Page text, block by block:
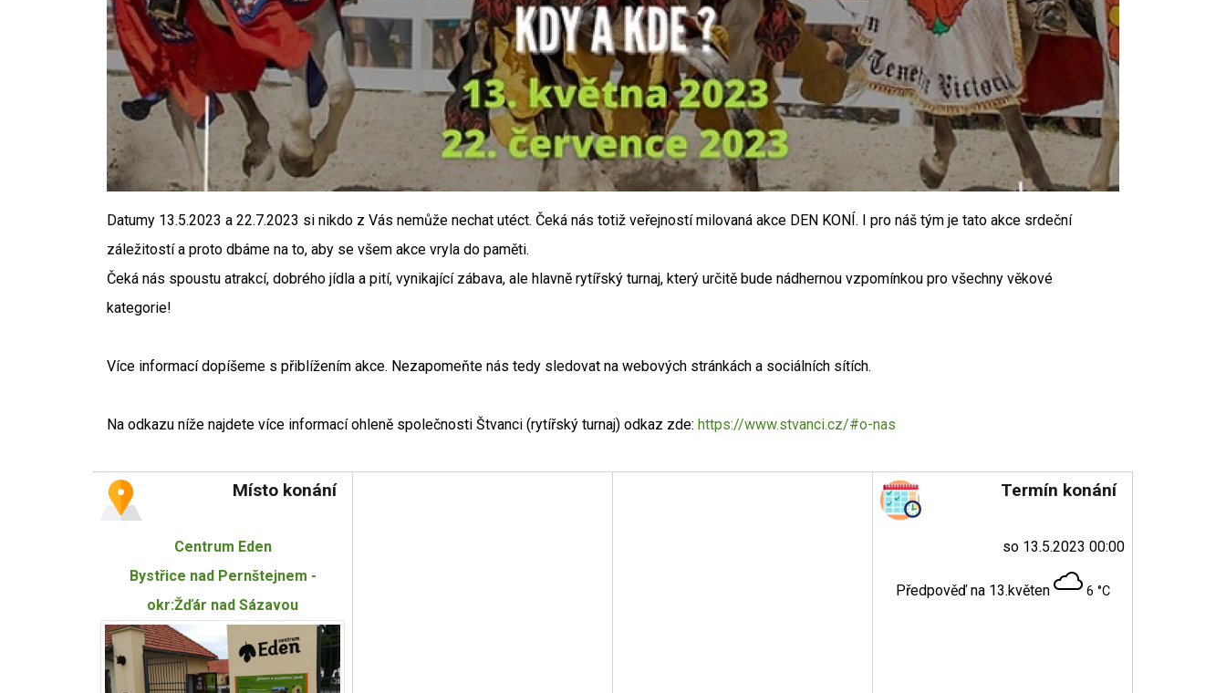
Datumy 13.5.2023 a 22.7.2023 si nikdo z Vás nemůže nechat utéct. Čeká nás totiž veřejností milovaná akce DEN KONÍ. I pro náš tým je tato akce srdeční
záležitostí a proto dbáme na to, aby se všem akce vryla do paměti.
Čeká nás spoustu atrakcí, dobrého jídla a pití, vynikající zábava, ale hlavně rytířský turnaj, který určitě bude nádhernou vzpomínkou pro všechny věkové
kategorie!
Více informací dopíšeme s přiblížením akce. Nezapomeňte nás tedy sledovat na webových stránkách a sociálních sítích.
Na odkazu níže najdete více informací ohleně společnosti Štvanci (rytířský turnaj) odkaz zde: https://www.stvanci.cz/#o-nas
Místo konání
Centrum Eden
Bystřice nad Pernštejnem -
okr:Žďár nad Sázavou
Termín konání
so 13.5.2023 00:00
Předpověď na 13.květen 6 °C